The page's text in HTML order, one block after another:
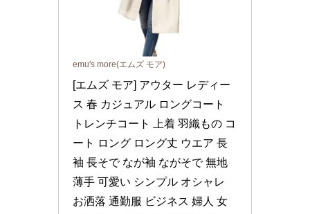
emu's more(エムズ モア)
[エムズ モア] アウター レディー
ス 春 カジュアル ロングコート
トレンチコート 上着 羽織もの コ
ート ロング ロング丈 ウエア 長
袖 長そで なが袖 ながそで 無地
薄手 可愛い シンプル オシャレ
お洒落 通勤服 ビジネス 婦人 女